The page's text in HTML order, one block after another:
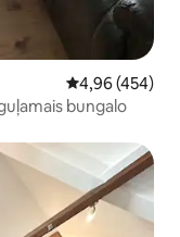
Vidējais
4,96 (454)
bungalo